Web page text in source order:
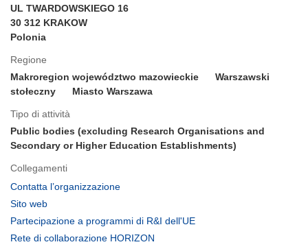
UL TWARDOWSKIEGO 16
30 312 KRAKOW
Polonia
Regione
Makroregion województwo mazowieckie
Warszawski
stołeczny
Miasto Warszawa
Tipo di attività
Public bodies (excluding Research Organisations and
Secondary or Higher Education Establishments)
Collegamenti
Contatta l’organizzazione
nuova
Sito web
apre
Partecipazione a programmi di R&I dell'UE
Rete di collaborazione HORIZON